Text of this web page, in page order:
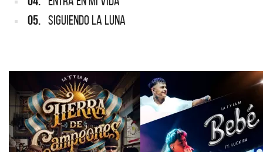
05. SIGUIENDO LA LUNA